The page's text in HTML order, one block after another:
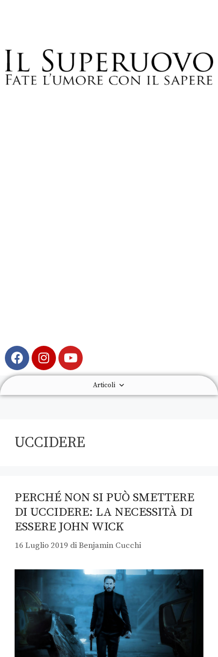
Articoli
UCCIDERE
PERCHÉ NON SI PUÒ SMETTERE
DI UCCIDERE: LA NECESSITÀ DI
ESSERE JOHN WICK
16 Luglio 2019 diBenjamin Cucchi